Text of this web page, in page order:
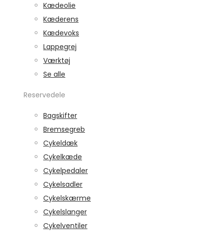
Kædeolie
Kæderens
Kædevoks
Lappegrej
Værktøj
Se alle
Reservedele
Bagskifter
Bremsegreb
Cykeldæk
Cykelkæde
Cykelpedaler
Cykelsadler
Cykelskærme
Cykelslanger
Cykelventiler